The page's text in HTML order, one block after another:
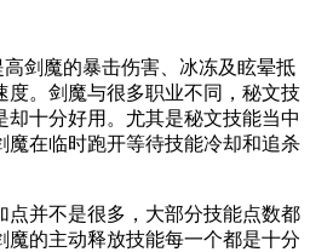
剑魔的暴击伤害、冰冻及眩晕抵
度。剑魔与很多职业不同，秘文技
十分好用。尤其是秘文技能当中
魔在临时跑开等待技能冷却和追杀
点并不是很多，大部分技能点数都
魔的主动释放技能每一个都是十分